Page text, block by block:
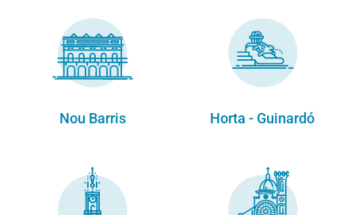
Nou Barris Horta - Guinardó